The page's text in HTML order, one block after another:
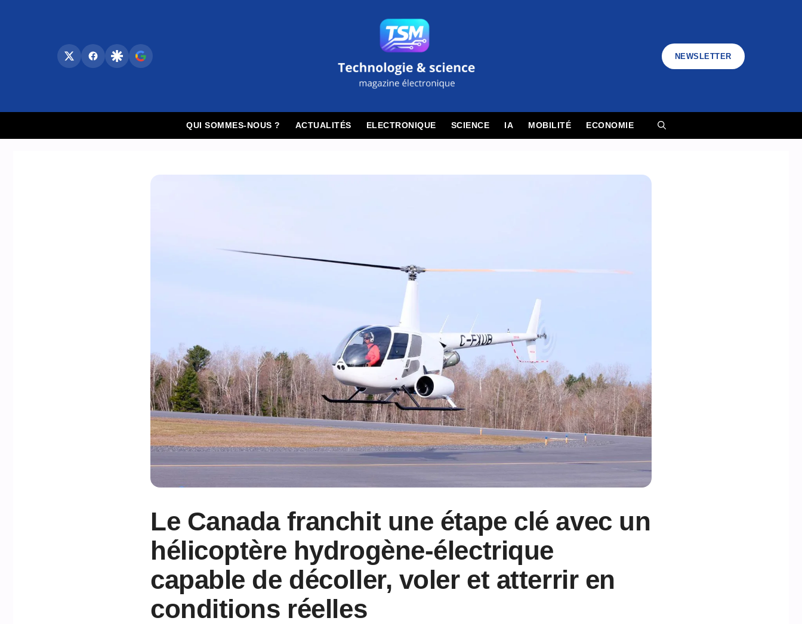
NEWSLETTER
QUI SOMMES-NOUS ? ACTUALITÉS ELECTRONIQUE SCIENCE IA MOBILITÉ ECONOMIE
Le Canada franchit une étape clé avec un
hélicoptère hydrogène-électrique
capable de décoller, voler et atterrir en
conditions réelles